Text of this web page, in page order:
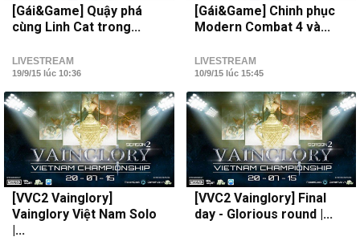
[Gái&Game] Quậy phá
cùng Linh Cat trong...
LIVESTREAM
19/9/15 lúc 10:36
[Gái&Game] Chinh phục
Modern Combat 4 và...
LIVESTREAM
10/9/15 lúc 15:45
[VVC2 Vainglory]
Vainglory Việt Nam Solo
|...
[VVC2 Vainglory] Final
day - Glorious round |...